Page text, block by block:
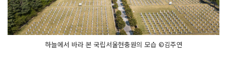
하늘에서 바라 본 국립서울현충원의 모습 ©김주연